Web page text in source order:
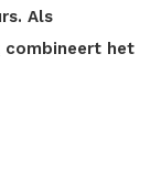
Als
combineert het